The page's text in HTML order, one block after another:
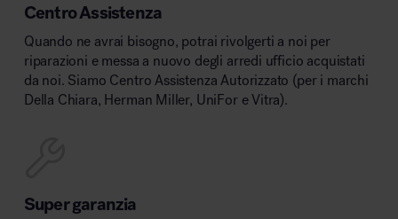
Centro Assistenza
Quando ne avrai bisogno, potrai rivolgerti a noi per
riparazioni e messa a nuovo degli arredi ufficio acquistati
da noi. Siamo Centro Assistenza Autorizzato (per i marchi
Della Chiara, Herman Miller, UniFor e Vitra).
Super garanzia